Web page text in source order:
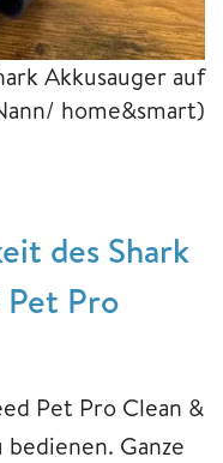
Akkusauger auf
home&smart)
des Shark
Pro
Pet Pro Clean &
Ganze